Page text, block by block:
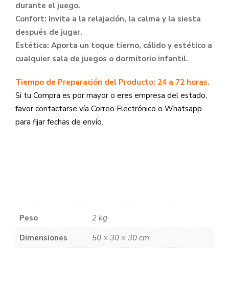
durante el juego.
​Confort: Invita a la relajación, la calma y la siesta
después de jugar.
​Estética: Aporta un toque tierno, cálido y estético a
cualquier sala de juegos o dormitorio infantil.
Tiempo de Preparación del Producto: 24 a 72 horas.
Si tu Compra es por mayor o eres empresa del estado,
favor contactarse vía Correo Electrónico o Whatsapp
para fijar fechas de envío.
Peso
2 kg
Dimensiones
50 × 30 × 30 cm